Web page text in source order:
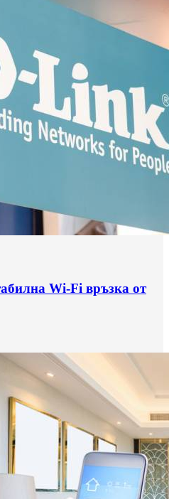
Wi-Fi връзка от